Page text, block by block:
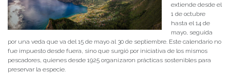
extiende desde el
1 de octubre
hasta el 14 de
mayo, seguida
por una veda que va del 15 de mayo al 30 de septiembre. Este calendario no
fue impuesto desde fuera, sino que surgió por iniciativa de los mismos
pescadores, quienes desde 1925 organizaron prácticas sostenibles para
preservar la especie.